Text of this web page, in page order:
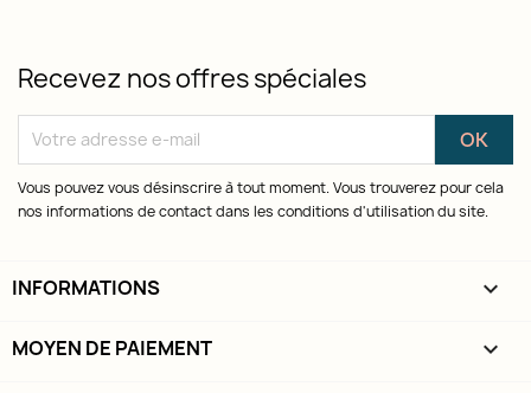
Recevez nos offres spéciales
Vous pouvez vous désinscrire à tout moment. Vous trouverez pour cela
nos informations de contact dans les conditions d'utilisation du site.
INFORMATIONS 
MOYEN DE PAIEMENT keyboard_arrow_down